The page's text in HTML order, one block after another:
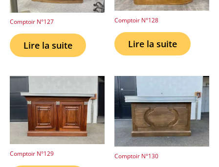
Comptoir N°127
Lire la suite
Comptoir N°128
Lire la suite
Comptoir N°129 Comptoir N°130